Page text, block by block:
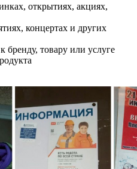
открытиях, акциях,
концертах и других
бренду, товару или услуге